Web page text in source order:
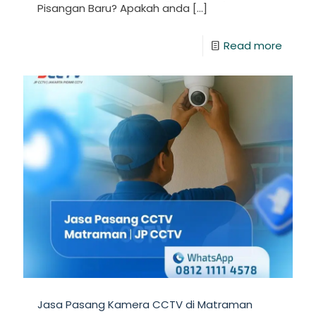
Pisangan Baru? Apakah anda […]
Read more
Jasa Pasang Kamera CCTV di Matraman